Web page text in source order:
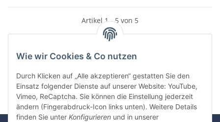
Artikel 1 - 5 von 5
Wie wir Cookies & Co nutzen
Durch Klicken auf „Alle akzeptieren“ gestatten Sie den
Einsatz folgender Dienste auf unserer Website: YouTube,
Vimeo, ReCaptcha. Sie können die Einstellung jederzeit
ändern (Fingerabdruck-Icon links unten). Weitere Details
finden Sie unter Konfigurieren und in unserer